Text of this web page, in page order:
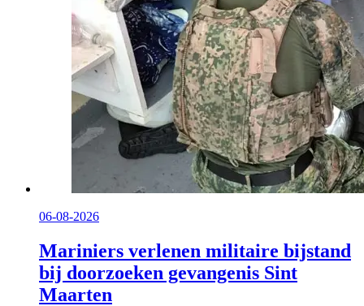
06-08-2026
Mariniers verlenen militaire bijstand
bij doorzoeken gevangenis Sint
Maarten